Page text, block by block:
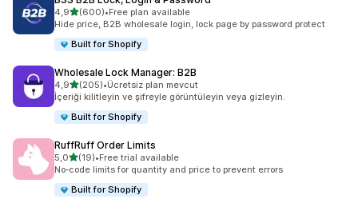
4,95 yıldız üzerinden
(600)
toplam 600 değerlendirme
•Free plan available
Hide price, B2B wholesale login, lock page by password protect
Built for Shopify
Wholesale Lock Manager: B2B
4,95 yıldız üzerinden
(205)
toplam 205 değerlendirme
•Ücretsiz plan mevcut
İçeriği kilitleyin ve şifreyle görüntüleyin veya gizleyin.
Built for Shopify
RuffRuff Order Limits
5,05 yıldız üzerinden
(19)
toplam 19 değerlendirme
•Free trial available
No‑code limits for quantity and price to prevent errors
Built for Shopify